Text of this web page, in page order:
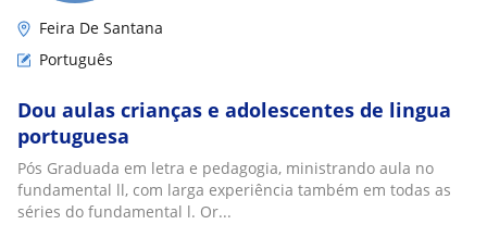
Feira De Santana
Português
Dou aulas crianças e adolescentes de lingua
portuguesa
Pós Graduada em letra e pedagogia, ministrando aula no
fundamental ll, com larga experiência também em todas as
séries do fundamental l. Or...